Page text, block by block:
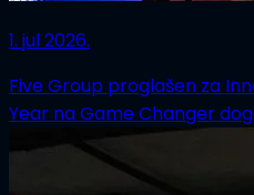
1. jul 2026.
Five Group proglašen za
Year na Game Changer